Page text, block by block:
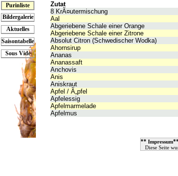
Purinliste
Bildergalerie
Aktuelles
Saisontabelle
Sous Vide
Zutat
8 KrÃ¤utermischung
Aal
Abgeriebene Schale einer Orange
Abgeriebene Schale einer Zitrone
Absolut Citron (Schwedischer Wodka)
Ahornsirup
Ananas
Ananassaft
Anchovis
Anis
Aniskraut
Apfel / Ã„pfel
Apfelessig
Apfelmarmelade
Apfelmus
** Impressum**
Diese Seite